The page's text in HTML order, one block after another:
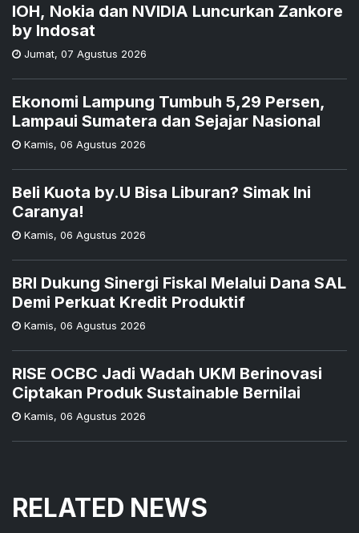
IOH, Nokia dan NVIDIA Luncurkan Zankore
by Indosat
Jumat, 07 Agustus 2026
Ekonomi Lampung Tumbuh 5,29 Persen,
Lampaui Sumatera dan Sejajar Nasional
Kamis, 06 Agustus 2026
Beli Kuota by.U Bisa Liburan? Simak Ini
Caranya!
Kamis, 06 Agustus 2026
BRI Dukung Sinergi Fiskal Melalui Dana SAL
Demi Perkuat Kredit Produktif
Kamis, 06 Agustus 2026
RISE OCBC Jadi Wadah UKM Berinovasi
Ciptakan Produk Sustainable Bernilai
Kamis, 06 Agustus 2026
RELATED NEWS